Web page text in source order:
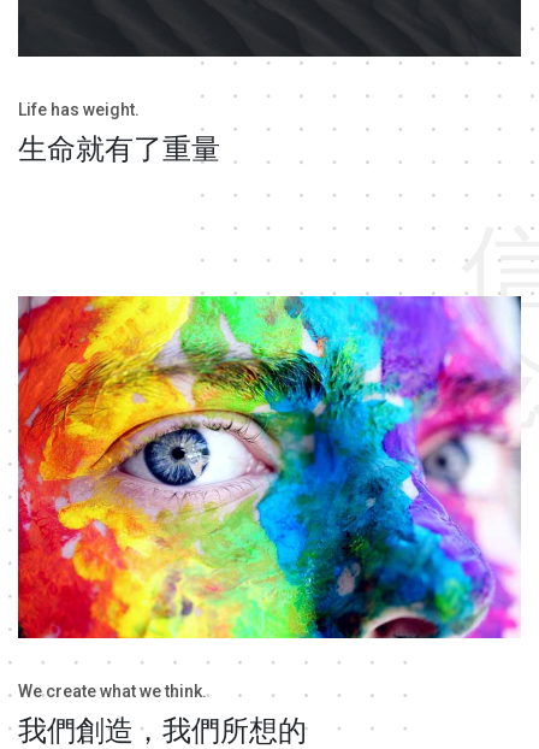
Life has weight.
生命就有了重量
We create what we think.
我們創造，我們所想的